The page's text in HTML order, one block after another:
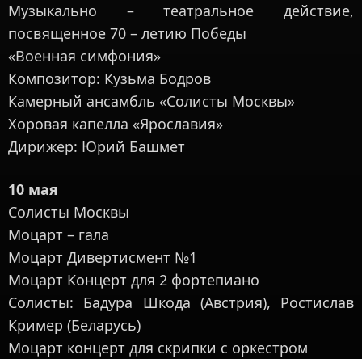
Музыкально – театральное действие,
посвященное 70 – летию Победы
«Военная симфония»
Композитор: Кузьма Бодров
Камерный ансамбль «Солисты Москвы»
Хоровая капелла «Ярославия»
Дирижер: Юрий Башмет
10 мая
Солисты Москвы
Моцарт – гала
Моцарт Дивертисмент №1
Моцарт Концерт для 2 фортепиано
Солисты: Бадура Шкода (Австрия), Ростислав
Кример (Беларусь)
Моцарт концерт для скрипки с оркестром